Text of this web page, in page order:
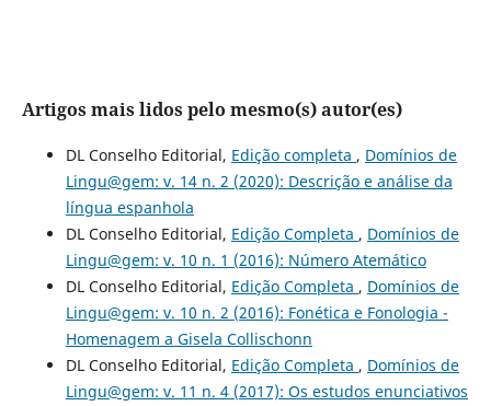
Artigos mais lidos pelo mesmo(s) autor(es)
DL Conselho Editorial, Edição completa , Domínios de
Lingu@gem: v. 14 n. 2 (2020): Descrição e análise da
língua espanhola
DL Conselho Editorial, Edição Completa , Domínios de
Lingu@gem: v. 10 n. 1 (2016): Número Atemático
DL Conselho Editorial, Edição Completa , Domínios de
Lingu@gem: v. 10 n. 2 (2016): Fonética e Fonologia -
Homenagem a Gisela Collischonn
DL Conselho Editorial, Edição Completa , Domínios de
Lingu@gem: v. 11 n. 4 (2017): Os estudos enunciativos